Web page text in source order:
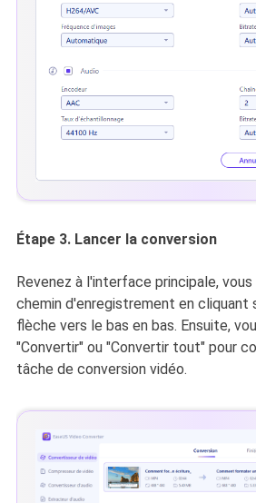
Étape 3. Lancer la conversion
Revenez à l'interface principale,
chemin d'enregistrement en cliquant
flèche vers le bas en bas. Ensuite,
"Convertir" ou "Convertir tout" pour
tâche de conversion vidéo.